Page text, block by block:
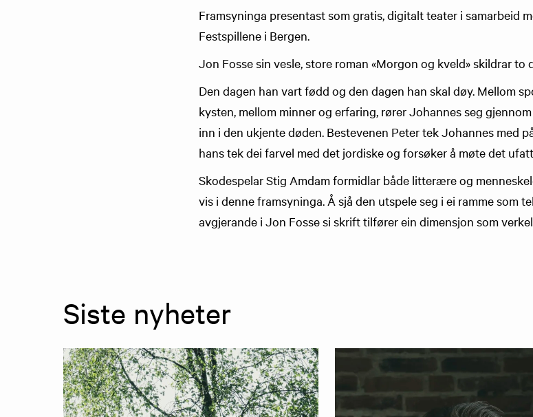
Framsyninga presentast som gratis, digitalt teater i samarbeid
Festspillene i Bergen.
Jon Fosse sin vesle, store roman «Morgon og kveld» skildrar
Den dagen han vart fødd og den dagen han skal døy. Mellom
kysten, mellom minner og erfaring, rører Johannes seg
inn i den ukjente døden. Bestevenen Peter tek Johannes med
hans tek dei farvel med det jordiske og forsøker å møte det
Skodespelar Stig Amdam formidlar både litterære og
vis i denne framsyninga. Å sjå den utspele seg i ei ramme som
avgjerande i Jon Fosse si skrift tilfører ein dimensjon som
Siste nyheter